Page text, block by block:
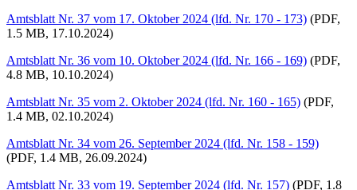
Amtsblatt Nr. 37 vom 17. Oktober 2024 (lfd. Nr. 170 - 173) (PDF,
1.5 MB, 17.10.2024)
Amtsblatt Nr. 36 vom 10. Oktober 2024 (lfd. Nr. 166 - 169) (PDF,
4.8 MB, 10.10.2024)
Amtsblatt Nr. 35 vom 2. Oktober 2024 (lfd. Nr. 160 - 165) (PDF,
1.4 MB, 02.10.2024)
Amtsblatt Nr. 34 vom 26. September 2024 (lfd. Nr. 158 - 159)
(PDF, 1.4 MB, 26.09.2024)
Amtsblatt Nr. 33 vom 19. September 2024 (lfd. Nr. 157) (PDF, 1.8